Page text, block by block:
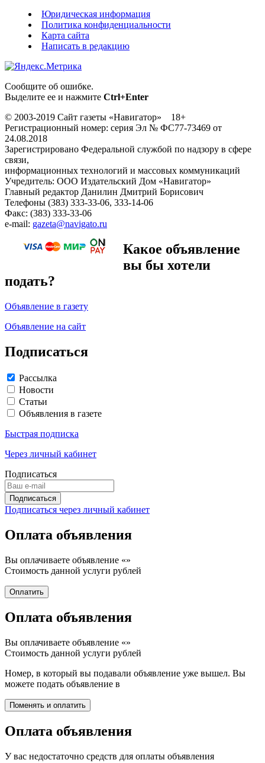
Юридическая информация
Политика конфиденциальности
Карта сайта
Написать в редакцию
Сообщите об ошибке.
Выделите ее и нажмите Ctrl+Enter
© 2003-2019 Сайт газеты «Навигатор» 18+
Регистрационный номер: серия Эл № ФС77-73469 от
24.08.2018
Зарегистрировано Федеральной службой по надзору в сфере
связи,
информационных технологий и массовых коммуникаций
Учредитель: ООО Издательский Дом «Навигатор»
Главный редактор Данилин Дмитрий Борисович
Телефоны (383) 333-33-06, 333-14-06
Факс: (383) 333-33-06
e-mail: gazeta@navigato.ru
Какое объявление
вы бы хотели
подать?
Объявление в газету
Объявление на сайт
Подписаться
Рассылка
Новости
Статьи
Объявления в газете
Быстрая подписка
Через личный кабинет
Подписаться
Подписаться через личный кабинет
Оплата объявления
Вы оплачиваете объявление «»
Стоимость данной услуги рублей
Оплата объявления
Вы оплачиваете объявление «»
Стоимость данной услуги рублей
Номер, в который вы подавали объявление уже вышел. Вы
можете подать объявление в
Оплата объявления
У вас недостаточно средств для оплаты объявления